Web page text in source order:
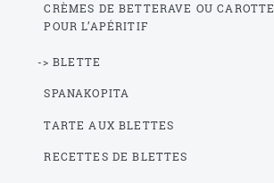
CRÈMES DE BETTERAVE OU CAROTTE
POUR L’APÉRITIF
-> BLETTE
SPANAKOPITA
TARTE AUX BLETTES
RECETTES DE BLETTES